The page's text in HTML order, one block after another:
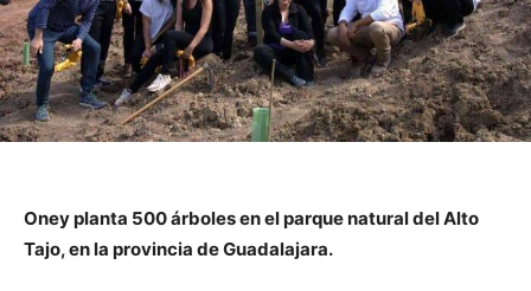
Oney planta 500 árboles en el parque natural del Alto
Tajo, en la provincia de Guadalajara.